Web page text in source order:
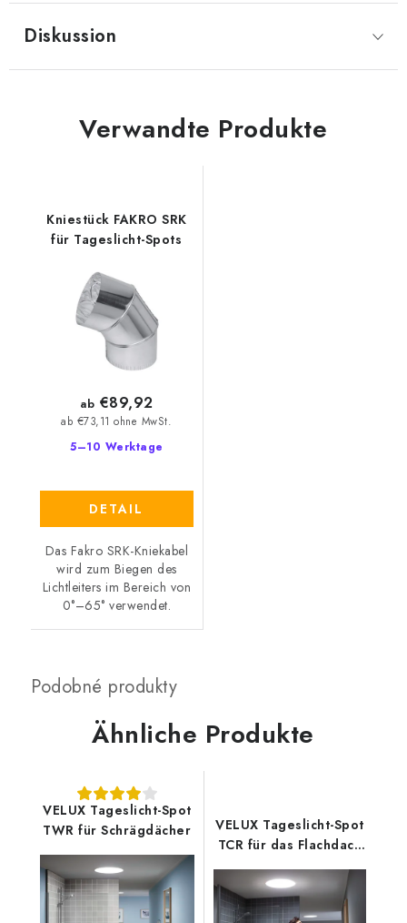
Diskussion
Verwandte Produkte
Kniestück FAKRO SRK
für Tageslicht-Spots
5–10 Werktage
ab €73,11 ohne MwSt.
ab €89,92
DETAIL
Das Fakro SRK-Kniekabel
wird zum Biegen des
Lichtleiters im Bereich von
0°–65° verwendet.
Ähnliche Produkte
VELUX Tageslicht-Spot
TWR für Schrägdächer
VELUX Tageslicht-Spot
TCR für das Flachdach